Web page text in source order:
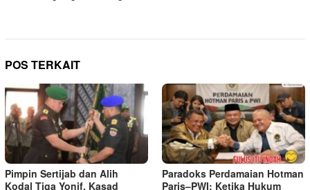
POS TERKAIT
Pimpin Sertijab dan Alih
Kodal Tiga Yonif, Kasad
Paradoks Perdamaian Hotman
Paris–PWI: Ketika Hukum